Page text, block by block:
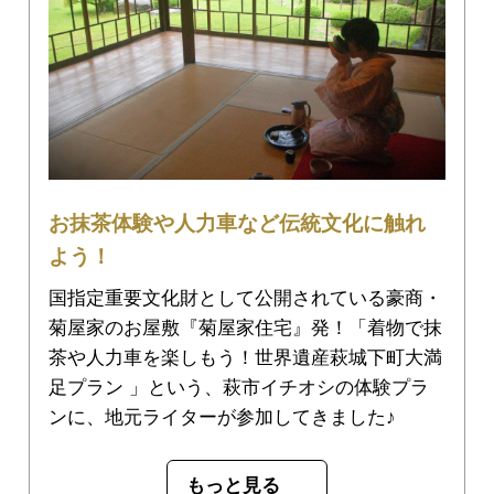
お抹茶体験や人力車など伝統文化に触れ
よう！
国指定重要文化財として公開されている豪商・
菊屋家のお屋敷『菊屋家住宅』発！「着物で抹
茶や人力車を楽しもう！世界遺産萩城下町大満
足プラン 」という、萩市イチオシの体験プラ
ンに、地元ライターが参加してきました♪
もっと見る